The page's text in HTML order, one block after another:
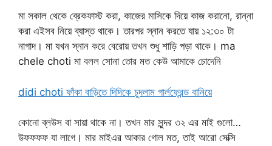
মা সকাল থেকে ব্রেকফাস্ট করা, কাজের মাসিকে দিয়ে কাজ করানো, রান্না
করা এইসব নিয়ে ব্যাস্ত থাকে। তারপর স্নান করতে যায় ১২:৩০ টা
নাগাদ। মা যখন স্নান করে বেরোয় তখন শুধু শাড়ি পড়া থাকে। ma
chele choti মা বলল সোনা তোর মত কেউ আমাকে চোদেনি
didi choti ফাঁকা বাড়িতে দিদিকে চুদলাম গার্লফ্রেন্ড বানিয়ে
কোনো ব্লউস বা সায়া থাকে না। তখন মার সুন্দর ৩২ এর মাই গুলো…
উফফফফ যা লাগে। মার মাইএর আকার গোল মত, তাই আরো সেক্সি